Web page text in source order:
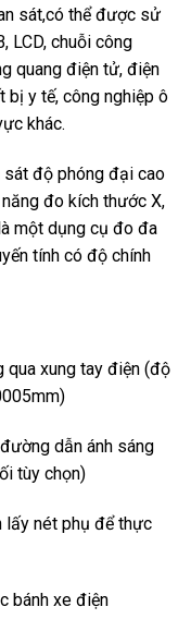
sát,có thể được sử
LCD, chuỗi công
quang điện tử, điện
bị y tế, công nghiệp ô
khác.
sát độ phóng đại cao
đo kích thước X,
một dụng cụ đo đa
tính có độ chính
qua xung tay điện (độ
dẫn ánh sáng
tùy chọn)
lấy nét phụ để thực
bánh xe điện